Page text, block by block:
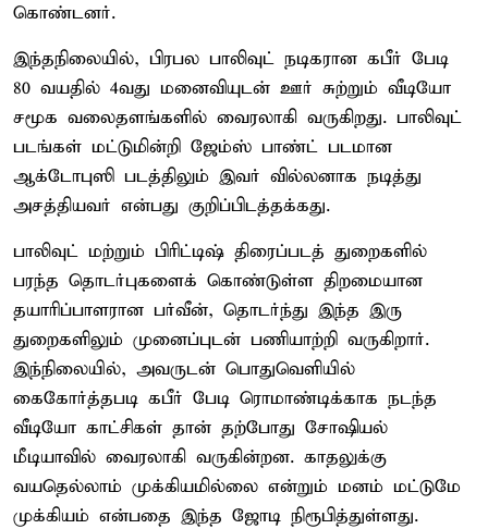
கொண்டனர்.
இந்தநிலையில், பிரபல பாலிவுட் நடிகரான கபீர் பேடி
80 வயதில் 4வது மனைவியுடன் ஊர் சுற்றும் வீடியோ
சமூக வலைதளங்களில் வைரலாகி வருகிறது. பாலிவுட்
படங்கள் மட்டுமின்றி ஜேம்ஸ் பாண்ட் படமான
ஆக்டோபுஸி படத்திலும் இவர் வில்லனாக நடித்து
அசத்தியவர் என்பது குறிப்பிடத்தக்கது.
பாலிவுட் மற்றும் பிரிட்டிஷ் திரைப்படத் துறைகளில்
பரந்த தொடர்புகளைக் கொண்டுள்ள திறமையான
தயாரிப்பாளரான பர்வீன், தொடர்ந்து இந்த இரு
துறைகளிலும் முனைப்புடன் பணியாற்றி வருகிறார்.
இந்நிலையில், அவருடன் பொதுவெளியில்
கைகோர்த்தபடி கபீர் பேடி ரொமாண்டிக்காக நடந்த
வீடியோ காட்சிகள் தான் தற்போது சோஷியல்
மீடியாவில் வைரலாகி வருகின்றன. காதலுக்கு
வயதெல்லாம் முக்கியமில்லை என்றும் மனம் மட்டுமே
முக்கியம் என்பதை இந்த ஜோடி நிரூபித்துள்ளது.